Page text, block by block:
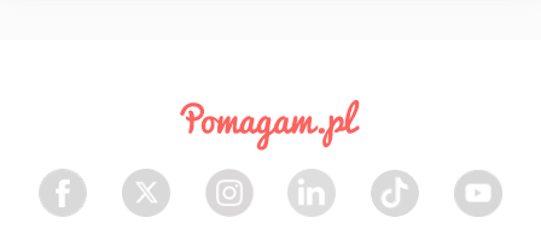
Facebook Twitter Instagram LinkedIn TikTok Youtube